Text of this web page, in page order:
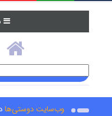
وب‌سایت دوستی‌ها